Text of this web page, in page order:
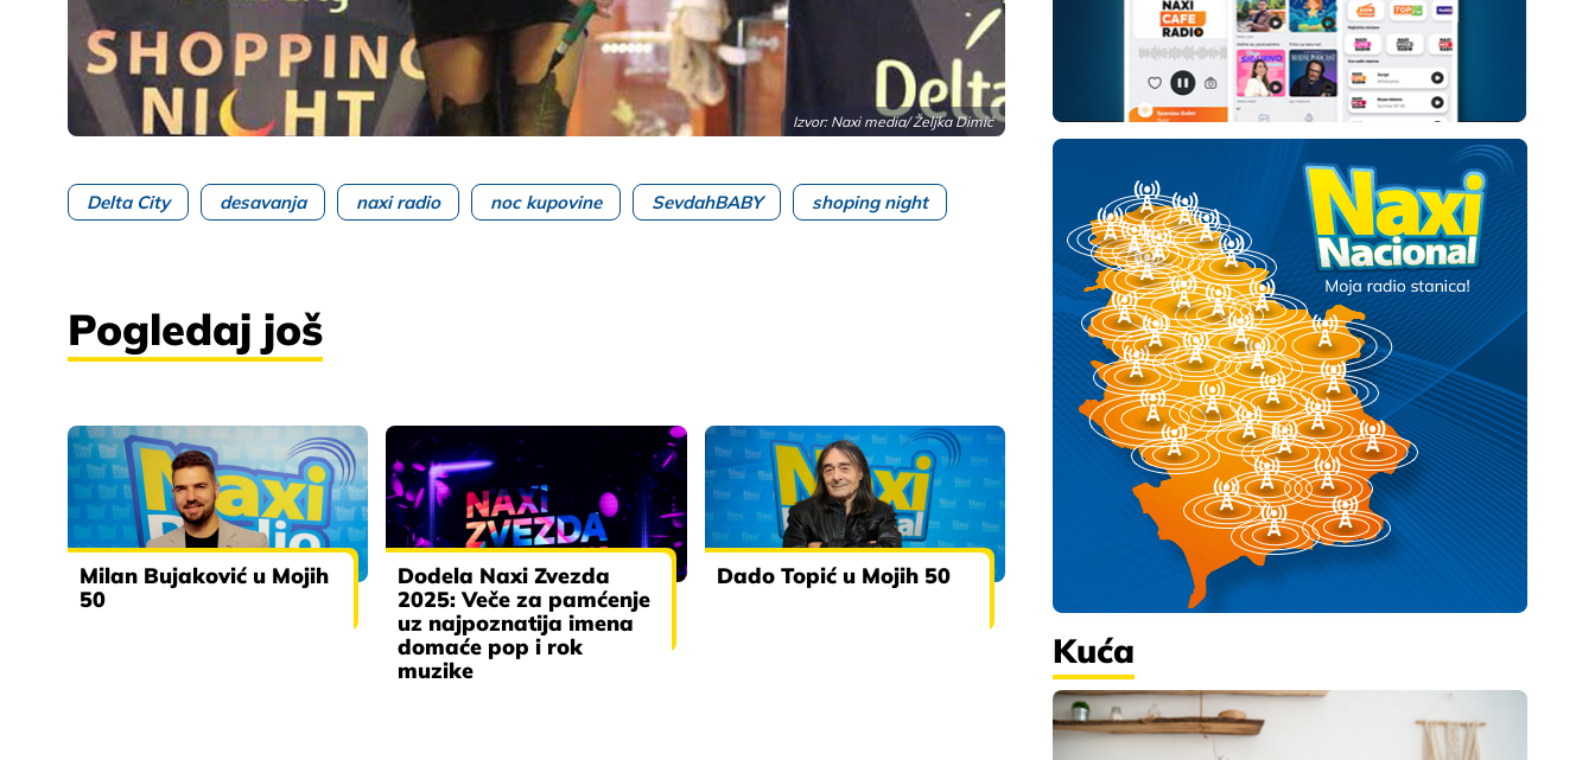
Izvor: Naxi media/ Željka Dimić
Delta City desavanja naxi radio noc kupovine SevdahBABY shoping night
Pogledaj još
Milan Bujaković u Mojih
50
Dodela Naxi Zvezda
2025: Veče za pamćenje
uz najpoznatija imena
domaće pop i rok
muzike
Dado Topić u Mojih 50
Kuća